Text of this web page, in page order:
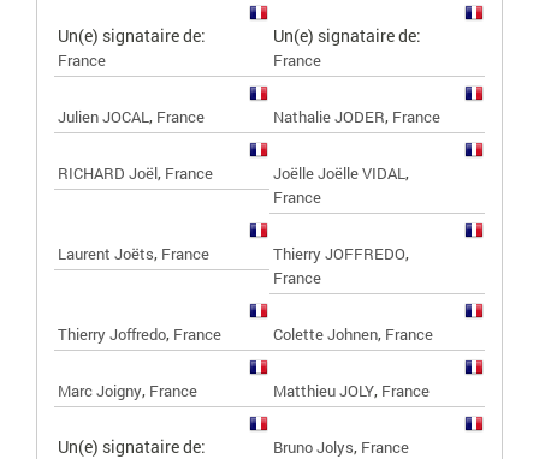
Un(e) signataire de:
France
Un(e) signataire de:
France
Julien JOCAL , France Nathalie JODER, France
RICHARD Joël, France Joëlle Joëlle VIDAL ,
France
Laurent Joëts, France Thierry JOFFREDO,
France
Thierry Joffredo, France Colette Johnen, France
Marc Joigny, France Matthieu JOLY, France
Un(e) signataire de: Bruno Jolys, France